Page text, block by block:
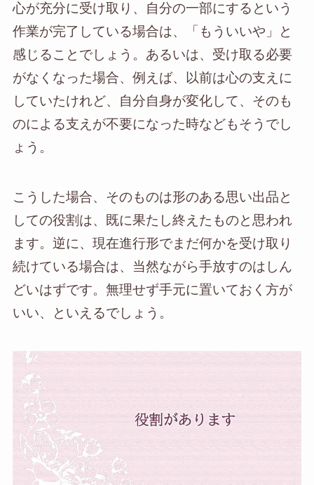
心が充分に受け取り、自分の一部にするという
作業が完了している場合は、「もういいや」と
感じることでしょう。あるいは、受け取る必要
がなくなった場合、例えば、以前は心の支えに
していたけれど、自分自身が変化して、そのも
のによる支えが不要になった時などもそうでし
ょう。
こうした場合、そのものは形のある思い出品と
しての役割は、既に果たし終えたものと思われ
ます。逆に、現在進行形でまだ何かを受け取り
続けている場合は、当然ながら手放すのはしん
どいはずです。無理せず手元に置いておく方が
いい、といえるでしょう。